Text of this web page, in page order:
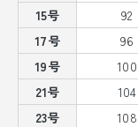
15号
92
17号
96
19号
100
21号
104
23号
108